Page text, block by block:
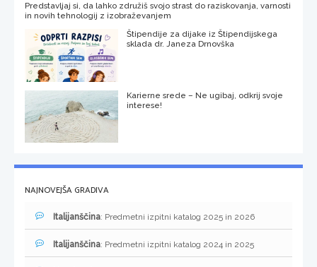
Predstavljaj si, da lahko združiš svojo strast do raziskovanja, varnosti
in novih tehnologij z izobraževanjem
Štipendije za dijake iz Štipendijskega
sklada dr. Janeza Drnovška
Karierne srede – Ne ugibaj, odkrij svoje
interese!
NAJNOVEJŠA GRADIVA
Italijanščina: Predmetni izpitni katalog 2025 in 2026
Italijanščina: Predmetni izpitni katalog 2024 in 2025